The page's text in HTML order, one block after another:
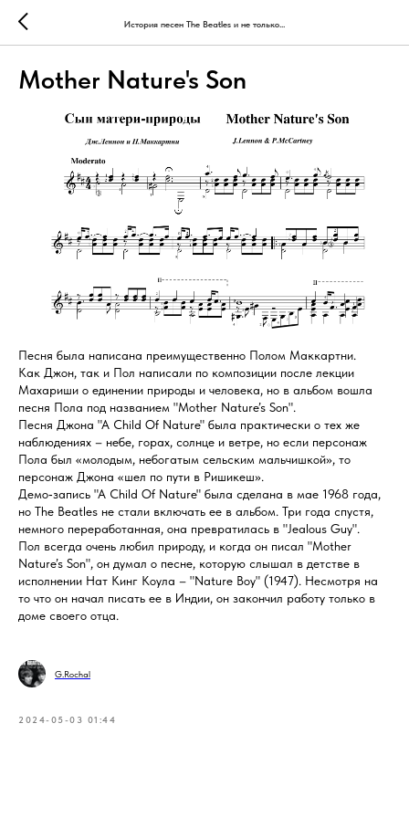
История песен The Beatles и не только...
Mother Nature's Son
Песня была написана преимущественно Полом Маккартни.
Как Джон, так и Пол написали по композиции после лекции
Махариши о единении природы и человека, но в альбом вошла
песня Пола под названием "Mother Nature’s Son".
Песня Джона "А Child Of Nature" была практически о тех же
наблюдениях – небе, горах, солнце и ветре, но если персонаж
Пола был «молодым, небогатым сельским мальчишкой», то
персонаж Джона «шел по пути в Ришикеш».
Демо‑запись "А Child Of Nature" была сделана в мае 1968 года,
но The Beatles не стали включать ее в альбом. Три года спустя,
немного переработанная, она превратилась в "Jealous Guy".
Пол всегда очень любил природу, и когда он писал "Mother
Nature’s Son", он думал о песне, которую слышал в детстве в
исполнении Нат Кинг Коула – "Nature Boy" (1947). Несмотря на
то что он начал писать ее в Индии, он закончил работу только в
доме своего отца.
G.Rochal
2024-05-03 01:44